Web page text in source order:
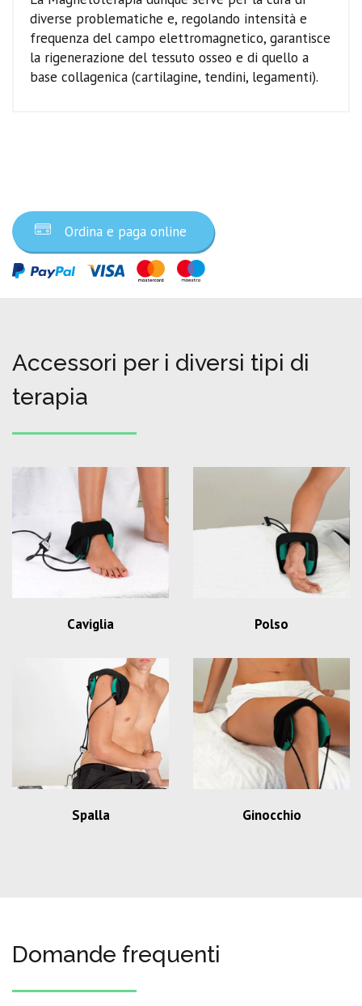
diverse problematiche e, regolando intensità e
frequenza del campo elettromagnetico, garantisce
la rigenerazione del tessuto osseo e di quello a
base collagenica (cartilagine, tendini, legamenti).
Ordina e paga online
Accessori per i diversi tipi di
terapia
Caviglia Polso
Spalla Ginocchio
Domande frequenti